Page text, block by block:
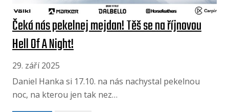
Čeká nás pekelnej mejdan! Těš se na říjnovou
Hell Of A Night!
29. září 2025
Daniel Hanka si 17.10. na nás nachystal pekelnou
noc, na kterou jen tak nez…